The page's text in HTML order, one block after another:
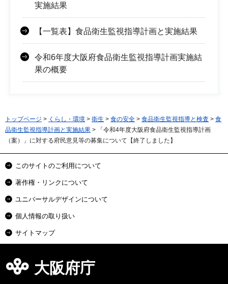
実施結果
【一覧表】食品衛生監視指導計画と実施結果
令和6年度大阪府食品衛生監視指導計画実施結
果の概要
トップページ > くらし・環境 > 衛生 > 食の安全 > 食品衛生監視指導と検査 > 食
品衛生監視指導計画と実施結果 > 「令和4年度大阪府食品衛生監視指導計画
（案）」に対する府民意見等の募集について【終了しました】
このサイトのご利用について
著作権・リンクについて
ユニバーサルデザインについて
個人情報の取り扱い
サイトマップ
大阪府庁